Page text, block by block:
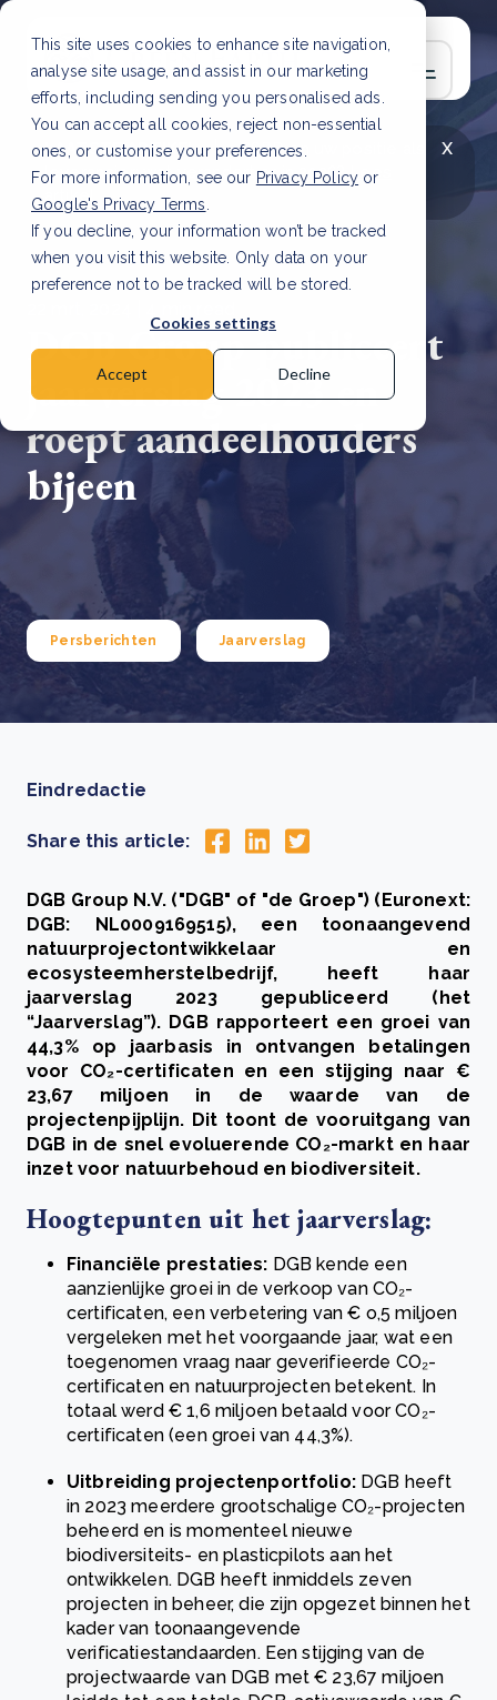
This site uses cookies to enhance site navigation,
analyse site usage, and assist in our marketing
efforts, including sending you personalised ads.
You can accept all cookies, reject non-essential
ones, or customise your preferences.
For more information, see our Privacy Policy or
Google's Privacy Terms
If you decline, your information won’t be tracked
when you visit this website. Only data on your
preference not to be tracked will be stored.
Cookies settings
Accept Decline
x
LAATSTE ARTIKEL
CSRD en uw positie als
leverancier: wat verandert er in 2026?Lees
artikel
DGB Group publiceert
jaarverslag 2023 en
roept aandeelhouders
bijeen
Persberichten Jaarverslag
Eindredactie
Share this article:
DGB Group N.V. ("DGB" of "de Groep") (Euronext:
DGB: NL0009169515), een toonaangevend
natuurprojectontwikkelaar en
ecosysteemherstelbedrijf, heeft haar
jaarverslag 2023 gepubliceerd (het
“Jaarverslag”). DGB rapporteert een groei van
44,3% op jaarbasis in ontvangen betalingen
voor CO₂-certificaten en een stijging naar €
23,67 miljoen in de waarde van de
projectenpijplijn. Dit toont de vooruitgang van
DGB in de snel evoluerende CO₂-markt en haar
inzet voor natuurbehoud en biodiversiteit.
Hoogtepunten uit het jaarverslag:
Financiële prestaties: DGB kende een
aanzienlijke groei in de verkoop van CO₂-
certificaten, een verbetering van € o,5 miljoen
vergeleken met het voorgaande jaar, wat een
toegenomen vraag naar geverifieerde CO₂-
certificaten en natuurprojecten betekent. In
totaal werd € 1,6 miljoen betaald voor CO₂-
certificaten (een groei van 44,3%).
Uitbreiding projectenportfolio: DGB heeft
in 2023 meerdere grootschalige CO₂-projecten
beheerd en is momenteel nieuwe
biodiversiteits- en plasticpilots aan het
ontwikkelen. DGB heeft inmiddels zeven
projecten in beheer, die zijn opgezet binnen het
kader van toonaangevende
verificatiestandaarden. Een stijging van de
projectwaarde van DGB met € 23,67 miljoen